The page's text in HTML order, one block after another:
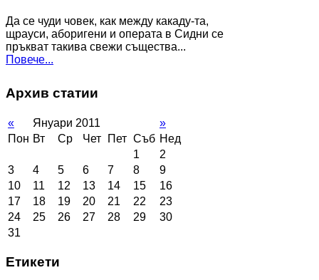
Да се чуди човек, как между какаду-та,
щрауси, аборигени и операта в Сидни се
пръкват такива свежи същества...
Повече...
Архив статии
« Януари 2011
»
Пон Вт Ср Чет Пет Съб Нед
1
2
3
4 5 6 7 8
9
10
11 12 13 14 15
16
17
18 19 20 21 22
23
24
25 26 27 28 29
30
31
Етикети